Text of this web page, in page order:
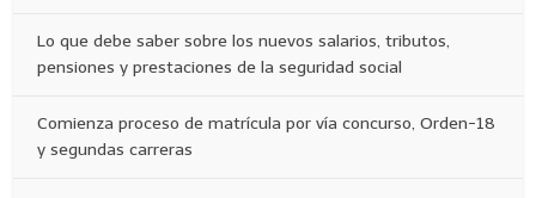
Lo que debe saber sobre los nuevos salarios, tributos,
pensiones y prestaciones de la seguridad social
Comienza proceso de matrícula por vía concurso, Orden-18
y segundas carreras